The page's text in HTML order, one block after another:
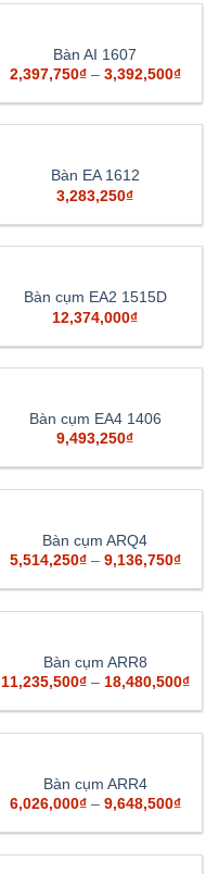
Bàn AI 1607
2,397,750₫– 3,392,500₫
Bàn EA 1612
3,283,250₫
Bàn cụm EA2 1515D
12,374,000₫
Bàn cụm EA4 1406
9,493,250₫
Bàn cụm ARQ4
5,514,250₫– 9,136,750₫
Bàn cụm ARR8
11,235,500₫– 18,480,500₫
Bàn cụm ARR4
6,026,000₫– 9,648,500₫